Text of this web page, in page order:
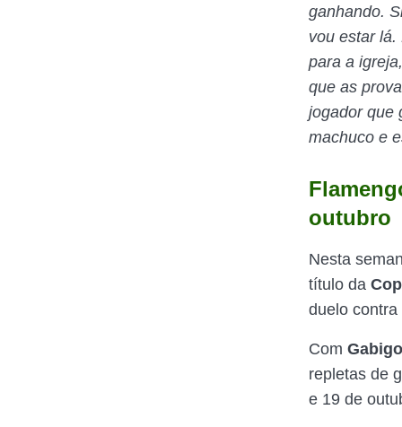
ganhando.
vou estar lá.
para a
que as
jogador que
machuco e
outubro
Nesta
título da
duelo
Com
repletas de
e 19 de